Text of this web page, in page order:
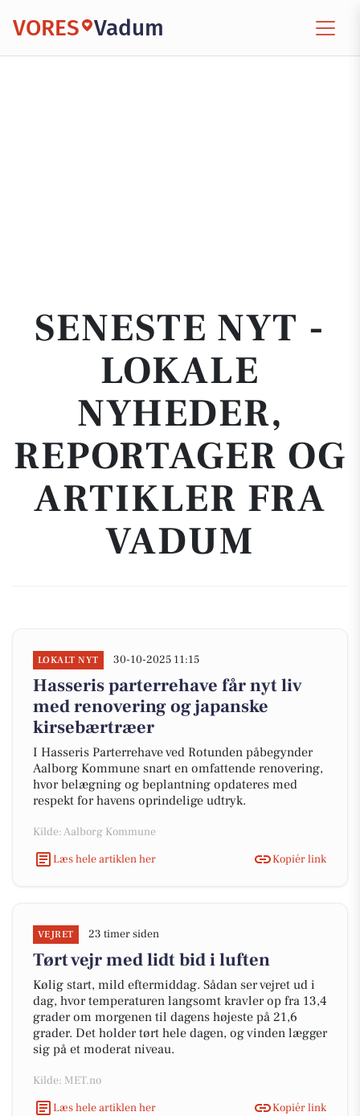
VORES Vadum
SENESTE NYT -
LOKALE
NYHEDER,
REPORTAGER OG
ARTIKLER FRA
VADUM
LOKALT NYT 30-10-2025 11:15
Hasseris parterrehave får nyt liv
med renovering og japanske
kirsebærtræer
I Hasseris Parterrehave ved Rotunden påbegynder
Aalborg Kommune snart en omfattende renovering,
hvor belægning og beplantning opdateres med
respekt for havens oprindelige udtryk.
Kilde: Aalborg Kommune
Læs hele artiklen her
Kopiér link
VEJRET 23 timer siden
Tørt vejr med lidt bid i luften
Kølig start, mild eftermiddag. Sådan ser vejret ud i
dag, hvor temperaturen langsomt kravler op fra 13,4
grader om morgenen til dagens højeste på 21,6
grader. Det holder tørt hele dagen, og vinden lægger
sig på et moderat niveau.
Kilde: MET.no
Læs hele artiklen her
Kopiér link